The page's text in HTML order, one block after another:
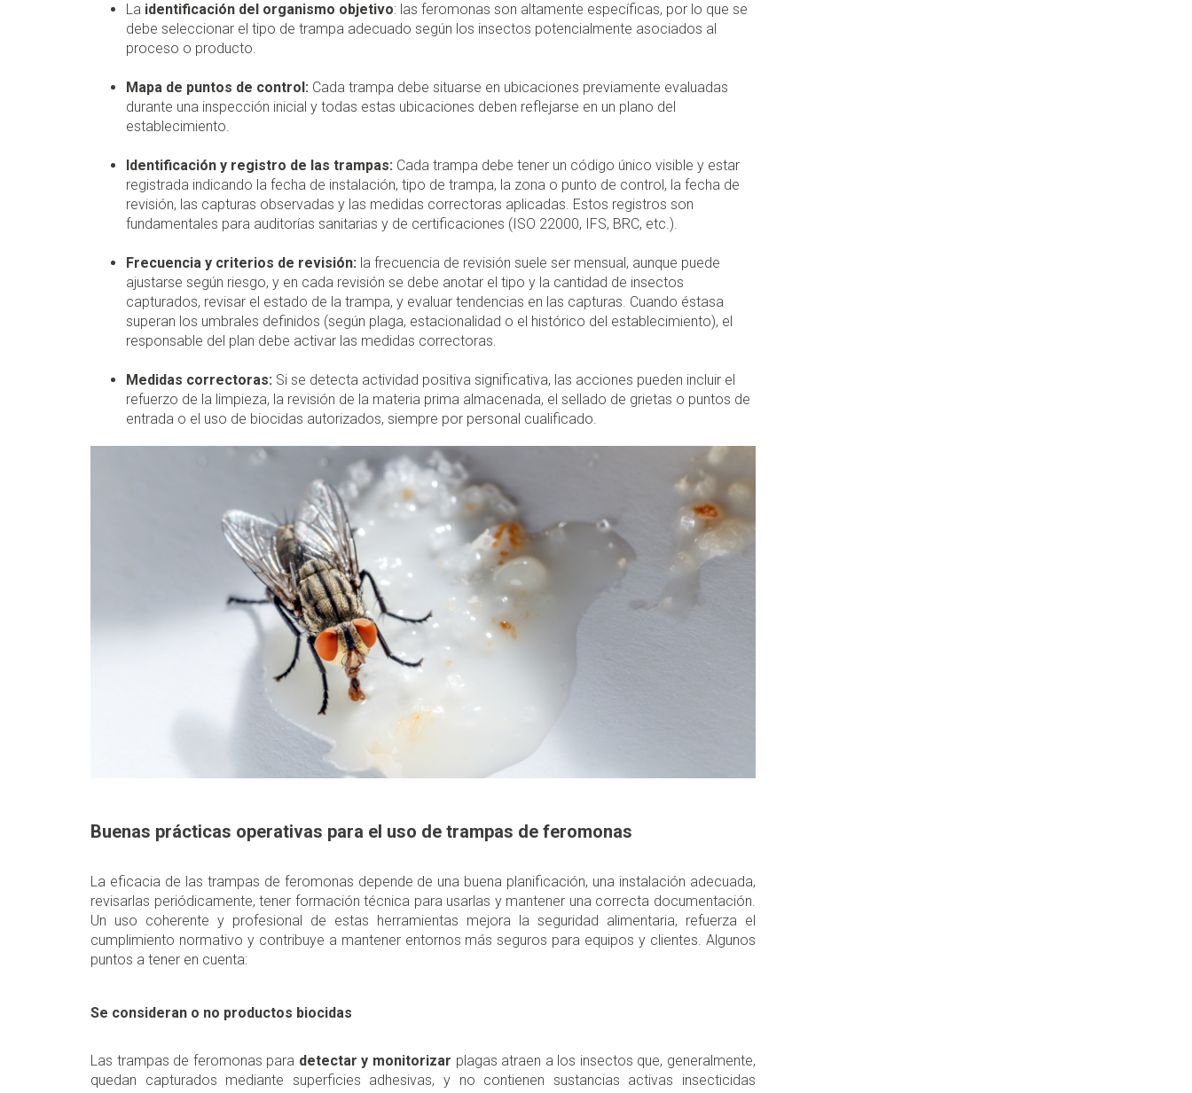
La identificación del organismo objetivo: las feromonas son altamente específicas, por lo que se
debe seleccionar el tipo de trampa adecuado según los insectos potencialmente asociados al
proceso o producto.
Mapa de puntos de control: Cada trampa debe situarse en ubicaciones previamente evaluadas
durante una inspección inicial y todas estas ubicaciones deben reflejarse en un plano del
establecimiento.
Identificación y registro de las trampas: Cada trampa debe tener un código único visible y estar
registrada indicando la fecha de instalación, tipo de trampa, la zona o punto de control, la fecha de
revisión, las capturas observadas y las medidas correctoras aplicadas. Estos registros son
fundamentales para auditorías sanitarias y de certificaciones (ISO 22000, IFS, BRC, etc.).
Frecuencia y criterios de revisión: la frecuencia de revisión suele ser mensual, aunque puede
ajustarse según riesgo, y en cada revisión se debe anotar el tipo y la cantidad de insectos
capturados, revisar el estado de la trampa, y evaluar tendencias en las capturas. Cuando éstasa
superan los umbrales definidos (según plaga, estacionalidad o el histórico del establecimiento), el
responsable del plan debe activar las medidas correctoras.
Medidas correctoras: Si se detecta actividad positiva significativa, las acciones pueden incluir el
refuerzo de la limpieza, la revisión de la materia prima almacenada, el sellado de grietas o puntos de
entrada o el uso de biocidas autorizados, siempre por personal cualificado.
Buenas prácticas operativas para el uso de trampas de feromonas
La eficacia de las trampas de feromonas depende de una buena planificación, una instalación adecuada,
revisarlas periódicamente, tener formación técnica para usarlas y mantener una correcta documentación.
Un uso coherente y profesional de estas herramientas mejora la seguridad alimentaria, refuerza el
cumplimiento normativo y contribuye a mantener entornos más seguros para equipos y clientes. Algunos
puntos a tener en cuenta:
Se consideran o no productos biocidas
Las trampas de feromonas para detectar y monitorizar plagas atraen a los insectos que, generalmente,
quedan capturados mediante superficies adhesivas, y no contienen sustancias activas insecticidas